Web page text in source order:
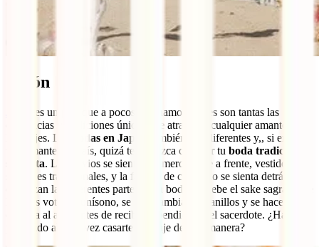
Japón
es un país que a pocos no enamora, pues son tantas las
diferencias y tradiciones únicas que atrapan a cualquier amante de
los viajes. Las
bodas en Japón
también son diferentes y,, si eres
una amante del país, quizá te apetezca celebrar tu boda tradicional
sintoísta. Los novios se sientan primero frente a frente, vestidos con
sus trajes tradicionales, y la familia de cada uno se sienta detrás. Ahí
empiezan las diferentes partes de la boda: se bebe el sake sagrado, se
leen los votos al unísono, se intercambian los anillos y se hace una
ofrenda al altar antes de recibir la bendición del sacerdote. ¿Habías
pensando alguna vez casarte de viaje de esta manera?